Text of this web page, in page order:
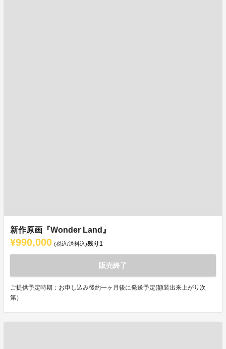
新作原画『Wonder Land』
¥990,000 (税込/送料込)残り1
販売終了
ご提供予定時期：お申し込み後約一ヶ月後に発送予定(額装出来上がり次
第）